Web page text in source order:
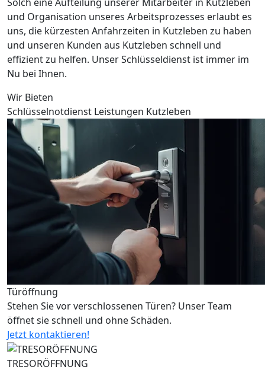
und Organisation unseres Arbeitsprozesses erlaubt es
uns, die kürzesten Anfahrzeiten in Kutzleben zu haben
und unseren Kunden aus Kutzleben schnell und
effizient zu helfen. Unser Schlüsseldienst ist immer im
Nu bei Ihnen.
Wir Bieten
Schlüsselnotdienst Leistungen Kutzleben
Türöffnung
Stehen Sie vor verschlossenen Türen? Unser Team
öffnet sie schnell und ohne Schäden.
Jetzt kontaktieren!
TRESORÖFFNUNG